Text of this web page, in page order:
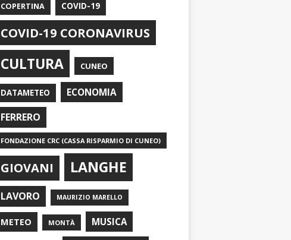
COPERTINA COVID-19
COVID-19 CORONAVIRUS
CULTURA CUNEO
DATAMETEO ECONOMIA
FERRERO
FONDAZIONE CRC (CASSA RISPARMIO DI CUNEO)
GIOVANI LANGHE
LAVORO MAURIZIO MARELLO
METEO MONTÀ MUSICA